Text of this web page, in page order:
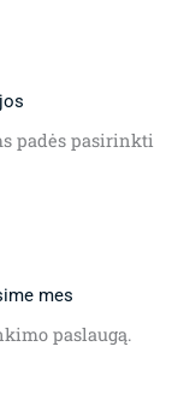
padės pasirinkti
mes
paslaugą.